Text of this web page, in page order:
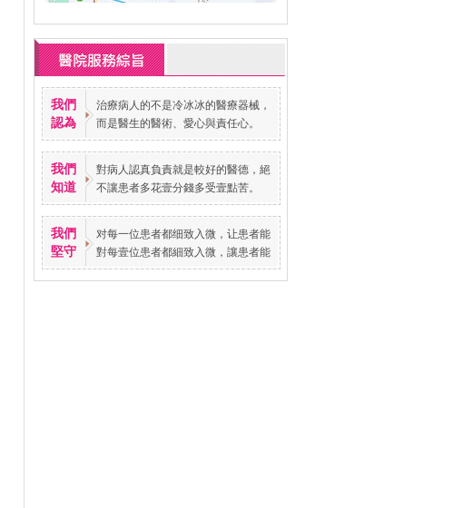
我們
認為
治療病人的不是冷冰冰的醫療器械，
而是醫生的醫術、愛心與責任心。
我們
知道
對病人認真負責就是較好的醫德，絕
不讓患者多花壹分錢多受壹點苦。
我們
堅守
对每一位患者都细致入微，让患者能
對每壹位患者都細致入微，讓患者能